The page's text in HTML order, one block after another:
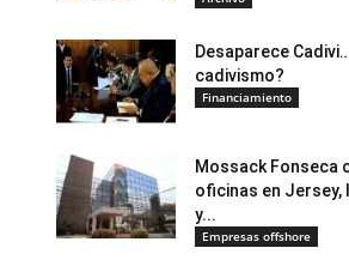
Desaparece Cadivi…
cadivismo?
Financiamiento
Mossack Fonseca
oficinas en Jersey,
y...
Empresas offshore